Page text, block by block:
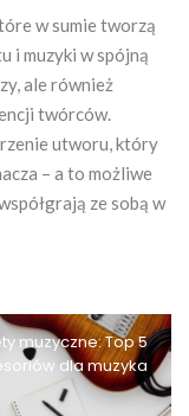
w sumie tworzą
i muzyki w spójną
ale również
twórców.
utworu, który
– a to możliwe
ze sobą w
muzyczne: Top 5
dla muzyka